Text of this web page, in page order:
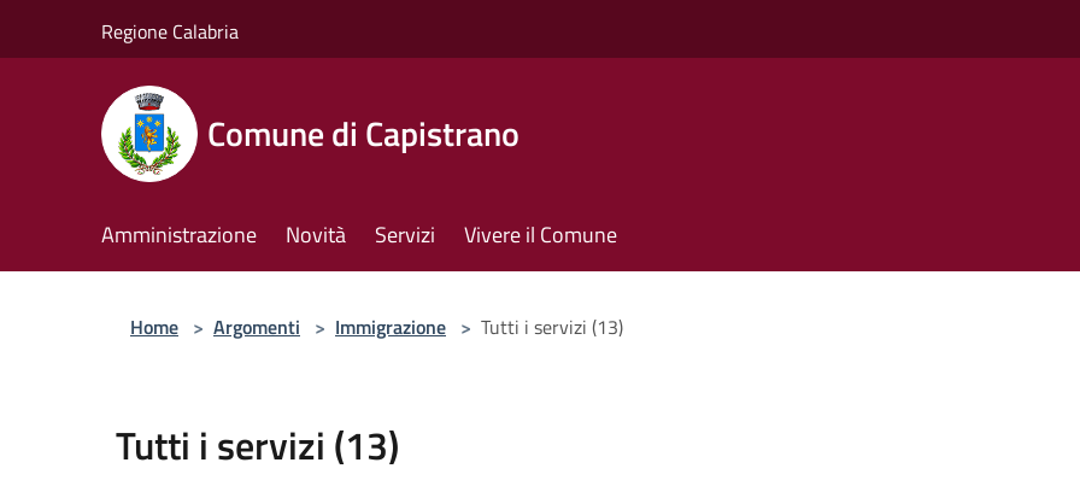
Regione Calabria
Comune di Capistrano
Amministrazione Novità Servizi Vivere il Comune
Home > Argomenti > Immigrazione > Tutti i servizi (13)
Tutti i servizi (13)